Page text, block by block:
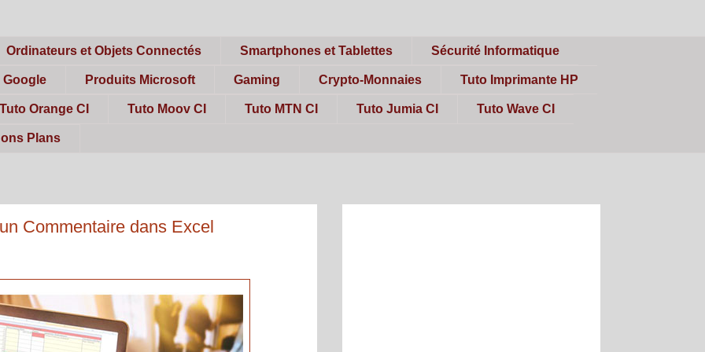
Ordinateurs et Objets Connectés Smartphones et Tablettes Sécurité Informatique
Produits Microsoft Gaming Crypto-Monnaies Tuto Imprimante HP
Tuto Orange CI Tuto Moov CI Tuto MTN CI Tuto Jumia CI Tuto Wave CI
Plans
Commentaire dans Excel